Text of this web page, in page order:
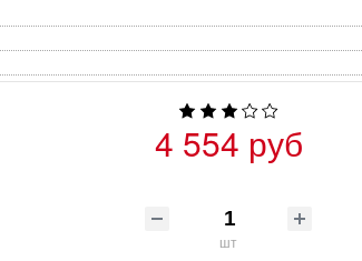
4 554 руб
шт